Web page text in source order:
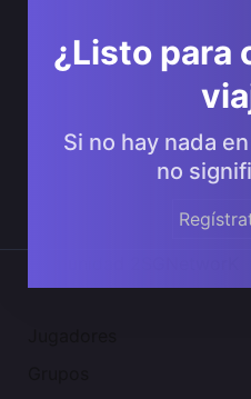
¿Listo para
Si no hay nada
no